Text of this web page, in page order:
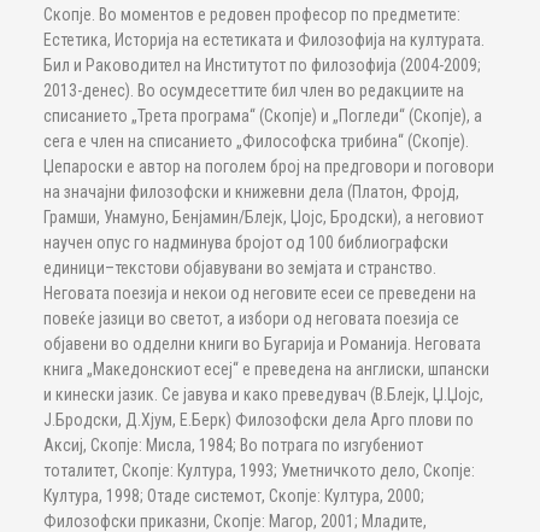
Скопје. Во моментов е редовен професор по предметите:
Естетика, Историја на естетиката и Филозофија на културата.
Бил и Раководител на Институтот по филозофија (2004-2009;
2013-денес). Во осумдесеттите бил член во редакциите на
списанието „Трета програма“ (Скопје) и „Погледи“ (Скопје), а
сега е член на списанието „Философска трибина“ (Скопје).
Џепароски е автор на поголем број на предговори и поговори
на значајни филозофски и книжевни дела (Платон, Фројд,
Грамши, Унамуно, Бенјамин/Блејк, Џојс, Бродски), а неговиот
научен опус го надминува бројот од 100 библиографски
единици–текстови објавувани во земјата и странство.
Неговата поезија и некои од неговите есеи се преведени на
повеќе јазици во светот, а избори од неговата поезија се
објавени во одделни книги во Бугарија и Романија. Неговата
книга „Македонскиот есеј“ е преведена на англиски, шпански
и кинески јазик. Се јавува и како преведувач (В.Блејк, Џ.Џојс,
Ј.Бродски, Д.Хјум, Е.Берк) Филозофски дела Арго плови по
Аксиј, Скопје: Мисла, 1984; Во потрага по изгубениот
тоталитет, Скопје: Култура, 1993; Уметничкото дело, Скопје:
Култура, 1998; Отаде системот, Скопје: Култура, 2000;
Филозофски приказни, Скопје: Магор, 2001; Младите,